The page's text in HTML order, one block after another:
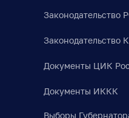
Законодательство
Законодательство
Документы ЦИК
Документы ИККК
Выборы